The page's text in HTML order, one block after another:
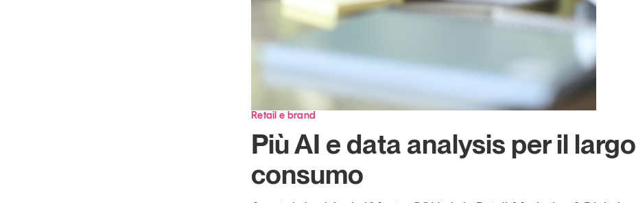
GS1 Italy
Retail e brand
Più AI e data analysis per il largo
consumo